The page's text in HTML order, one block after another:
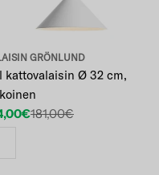
GRÖNLUND
kattovalaisin Ø 32 cm,
181,00€